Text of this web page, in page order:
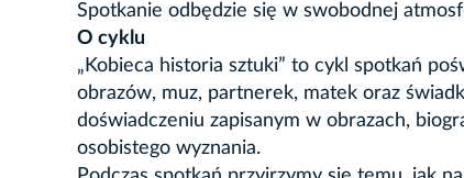
Spotkanie odbędzie się w swobodnej
O cyklu
„Kobieca historia sztuki” to cykl spotkań
obrazów, muz, partnerek, matek oraz
doświadczeniu zapisanym w obrazach,
osobistego wyznania.